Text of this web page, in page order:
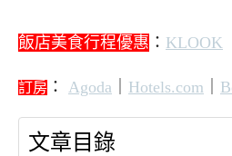
飯店美食行程優惠 ： KLOOK
訂房 ： Agoda Hotels.com
文章目錄